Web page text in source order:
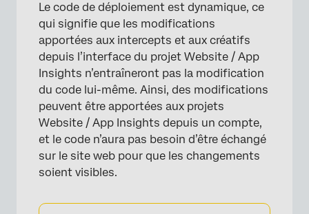
Le code de déploiement est dynamique, ce
qui signifie que les modifications
apportées aux intercepts et aux créatifs
depuis l’interface du projet Website / App
Insights n’entraîneront pas la modification
du code lui-même. Ainsi, des modifications
peuvent être apportées aux projets
Website / App Insights depuis un compte,
et le code n’aura pas besoin d’être échangé
sur le site web pour que les changements
soient visibles.